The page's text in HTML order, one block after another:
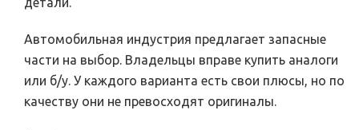
Автомобильная индустрия предлагает запасные
части на выбор. Владельцы вправе купить аналоги
или б/у. У каждого варианта есть свои плюсы, но по
качеству они не превосходят оригиналы.